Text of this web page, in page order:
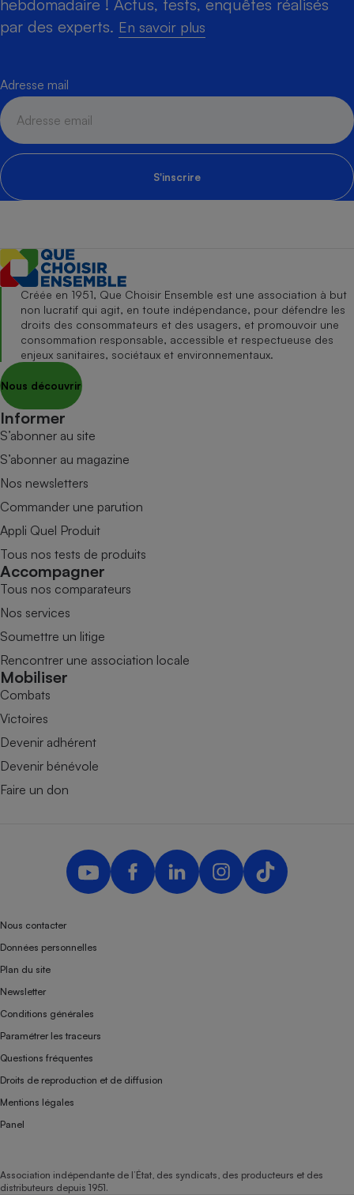
hebdomadaire ! Actus, tests, enquêtes réalisés
par des experts. En savoir plus
Adresse mail
S'inscrire
Créée en 1951, Que Choisir Ensemble est une association à but
non lucratif qui agit, en toute indépendance, pour défendre les
droits des consommateurs et des usagers, et promouvoir une
consommation responsable, accessible et respectueuse des
enjeux sanitaires, sociétaux et environnementaux.
Nous découvrir
Informer
S’abonner au site
S’abonner au magazine
Nos newsletters
Commander une parution
Appli Quel Produit
Tous nos tests de produits
Accompagner
Tous nos comparateurs
Nos services
Soumettre un litige
Rencontrer une association locale
Mobiliser
Combats
Victoires
Devenir adhérent
Devenir bénévole
Faire un don
Nous contacter
Données personnelles
Plan du site
Newsletter
Conditions générales
Paramétrer les traceurs
Questions fréquentes
Droits de reproduction et de diffusion
Mentions légales
Panel
Association indépendante de l’État, des syndicats, des producteurs et des
distributeurs depuis 1951.